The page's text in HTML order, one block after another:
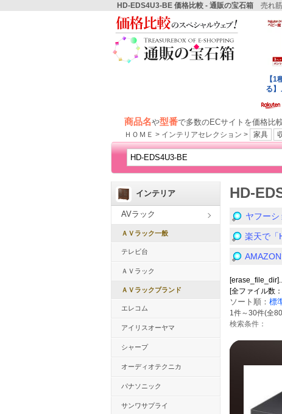
HD-EDS4U3-BE 価格比較 - 通販の宝石箱 売れ筋
商品名や型番で多数のECサイトを価格比
ＨＯＭＥ > インテリアセレクション > 家具
インテリア
AVラック
ＡＶラック一般
テレビ台
ＡＶラック
ＡＶラックブランド
エレコム
アイリスオーヤマ
シャープ
オーディオテクニカ
パナソニック
サンワサプライ
HD-
ヤフー
楽天で「
[全ファイル数
ソート順： 標
1件～30件(全
検索条件：